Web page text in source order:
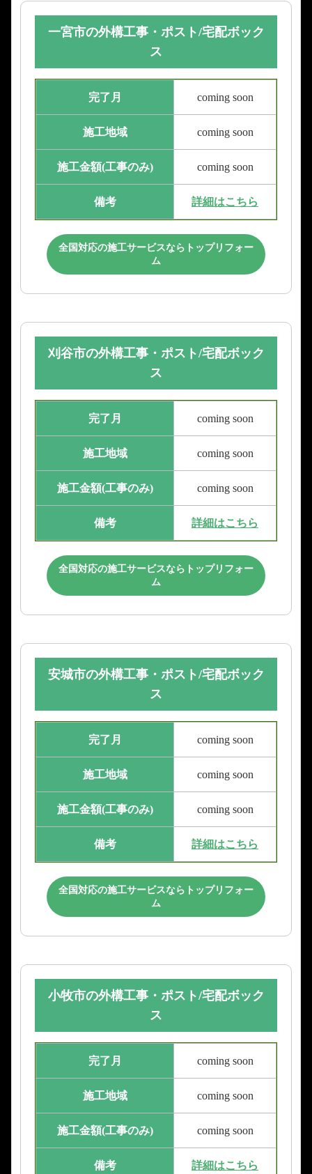
一宮市の外構工事・ポスト/宅配ボック
ス
完了月 coming soon
施工地域 coming soon
施工金額(工事のみ) coming soon
備考 詳細はこちら
全国対応の施工サービスならトップリフォー
ム
刈谷市の外構工事・ポスト/宅配ボック
ス
完了月 coming soon
施工地域 coming soon
施工金額(工事のみ) coming soon
備考 詳細はこちら
全国対応の施工サービスならトップリフォー
ム
安城市の外構工事・ポスト/宅配ボック
ス
完了月 coming soon
施工地域 coming soon
施工金額(工事のみ) coming soon
備考 詳細はこちら
全国対応の施工サービスならトップリフォー
ム
小牧市の外構工事・ポスト/宅配ボック
ス
完了月 coming soon
施工地域 coming soon
施工金額(工事のみ) coming soon
備考 詳細はこちら